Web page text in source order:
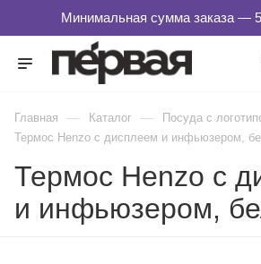
Главная — Каталог — Посуда с
Термос Henzo с дисплеем и инфьюзером,
Термос Henzo с
и инфьюзером,